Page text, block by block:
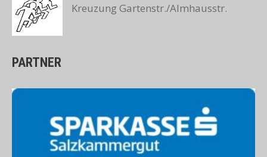
Kreuzung Gartenstr./Almhausstr.
PARTNER